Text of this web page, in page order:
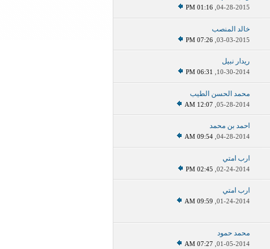
04-28-2015,
01:16 PM
خالد المنصب
03-03-2015,
07:26 PM
ريدار نبيل
10-30-2014,
06:31 PM
محمد الحسن الطيب
05-28-2014,
12:07 AM
احمد بن محمد
04-28-2014,
09:54 AM
ارب امتي
02-24-2014,
02:45 PM
ارب امتي
01-24-2014,
09:59 AM
محمد حمود
01-05-2014,
07:27 AM